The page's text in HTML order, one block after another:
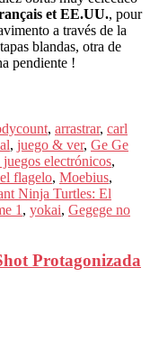
et EE.UU., pour
a través de la
blandas, otra de
pendiente !
, arrastrar, carl
, juego & ver, Ge Ge
electrónicos,
el flagelo, Moebius,
Ninja Turtles: El
1 , yokai, Gegege no
Protagonizada